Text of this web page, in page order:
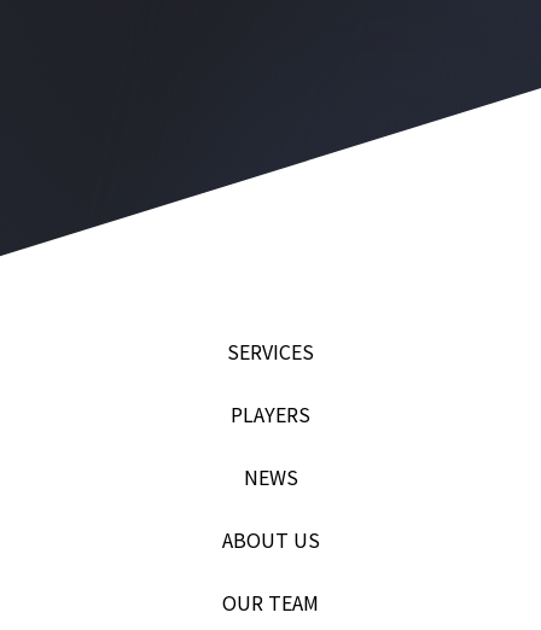
SERVICES
PLAYERS
NEWS
ABOUT US
OUR TEAM